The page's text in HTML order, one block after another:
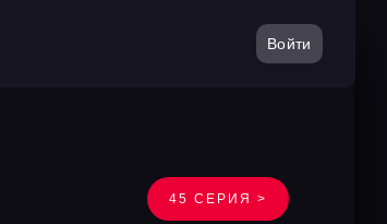
Войти
45 СЕРИЯ >